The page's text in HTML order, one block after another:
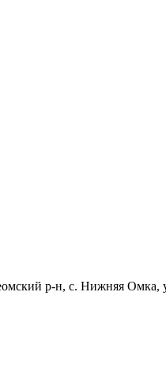
р-н, с. Нижняя Омка,